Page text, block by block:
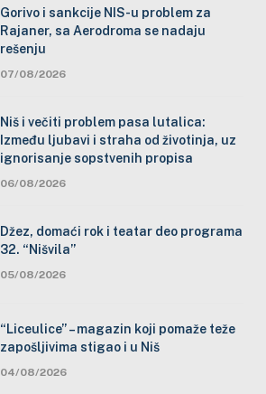
Gorivo i sankcije NIS-u problem za
Rajaner, sa Aerodroma se nadaju
rešenju
07/08/2026
Niš i večiti problem pasa lutalica:
Između ljubavi i straha od životinja, uz
ignorisanje sopstvenih propisa
06/08/2026
Džez, domaći rok i teatar deo programa
32. “Nišvila”
05/08/2026
“Liceulice” – magazin koji pomaže teže
zapošljivima stigao i u Niš
04/08/2026